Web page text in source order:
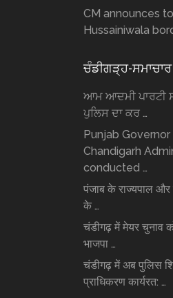
CM announces
Hussainiwala
ਚੰਡੀਗੜ੍ਹ-ਸਮਾਚਾਰ
ਆਮ ਆਦਮੀ ਪਾਰਟੀ
ਪੁਲਿਸ ਦਾ ਕਰ …
Punjab
Chandigarh
conducted …
पंजाब के राज्यपाल और
के …
चंडीगढ़ में मेयर चुनाव
भाजपा …
चंडीगढ़ में अब पुलिस
प्राधिकरण कार्यरत: …